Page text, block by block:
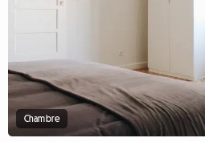
Chambre